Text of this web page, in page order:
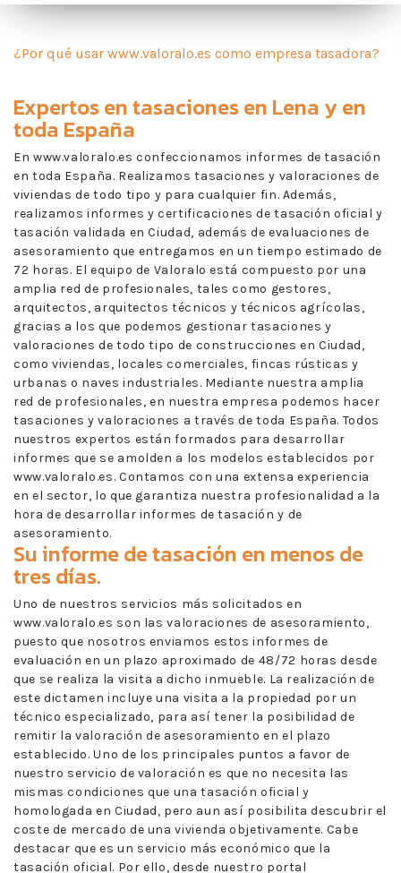
¿Por qué usar www.valoralo.es como empresa tasadora?
Expertos entasaciones en Lena y en
toda España
En www.valoralo.es confeccionamos informes de tasación
en toda España. Realizamos tasaciones y valoraciones de
viviendas de todo tipo y para cualquier fin. Además,
realizamos informes y certificaciones de tasación oficial y
tasación validada en Ciudad, además de evaluaciones de
asesoramiento que entregamos en un tiempo estimado de
72 horas. El equipo de Valoralo está compuesto por una
amplia red de profesionales, tales como gestores,
arquitectos, arquitectos técnicos y técnicos agrícolas,
gracias a los que podemos gestionar tasaciones y
valoraciones de todo tipo de construcciones en Ciudad,
como viviendas, locales comerciales, fincas rústicas y
urbanas o naves industriales. Mediante nuestra amplia
red de profesionales, en nuestra empresa podemos hacer
tasaciones y valoraciones a través de toda España. Todos
nuestros expertos están formados para desarrollar
informes que se amolden a los modelos establecidos por
www.valoralo.es. Contamos con una extensa experiencia
en el sector, lo que garantiza nuestra profesionalidad a la
hora de desarrollar informes de tasación y de
asesoramiento.
Su informe de tasación en menos de
tres días.
Uno de nuestros servicios más solicitados en
www.valoralo.es son las valoraciones de asesoramiento,
puesto que nosotros enviamos estos informes de
evaluación en un plazo aproximado de 48/72 horas desde
que se realiza la visita a dicho inmueble. La realización de
este dictamen incluye una visita a la propiedad por un
técnico especializado, para así tener la posibilidad de
remitir la valoración de asesoramiento en el plazo
establecido. Uno de los principales puntos a favor de
nuestro servicio de valoración es que no necesita las
mismas condiciones que una tasación oficial y
homologada en Ciudad, pero aun así posibilita descubrir el
coste de mercado de una vivienda objetivamente. Cabe
destacar que es un servicio más económico que la
tasación oficial. Por ello, desde nuestro portal